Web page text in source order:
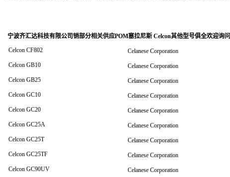
宁波齐汇达科技有限公司销部分相关供应POM塞拉尼斯 Celcon其他型号俱全欢迎询问
Celcon CF802
Celanese Corporation
Celcon GB10
Celanese Corporation
Celcon GB25
Celanese Corporation
Celcon GC10
Celanese Corporation
Celcon GC20
Celanese Corporation
Celcon GC25A
Celanese Corporation
Celcon GC25T
Celanese Corporation
Celcon GC25TF
Celanese Corporation
Celcon GC90UV
Celanese Corporation